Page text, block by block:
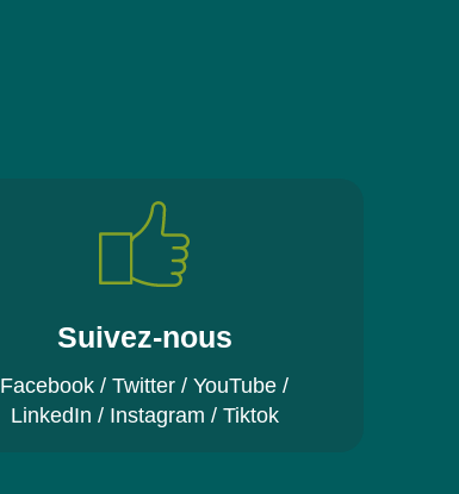
Suivez-nous
Facebook / Twitter / YouTube /
LinkedIn / Instagram / Tiktok